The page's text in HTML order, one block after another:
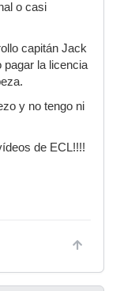
o casi
capitán Jack
pagar la licencia
y no tengo ni
de ECL!!!!